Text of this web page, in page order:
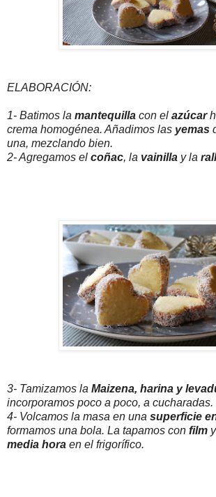
ELABORACIÓN:
1- Batimos la mantequilla con el azúcar
crema homogénea. Añadimos las yemas
una, mezclando bien.
2- Agregamos el coñac, la vainilla y la
3- Tamizamos la Maizena, harina y
incorporamos poco a poco, a
4- Volcamos la masa en una superficie
formamos una bola. La tapamos con film
media hora en el frigorífico.